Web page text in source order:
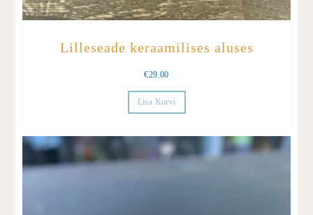
Lilleseade keraamilises aluses
€29.00
Lisa Korvi